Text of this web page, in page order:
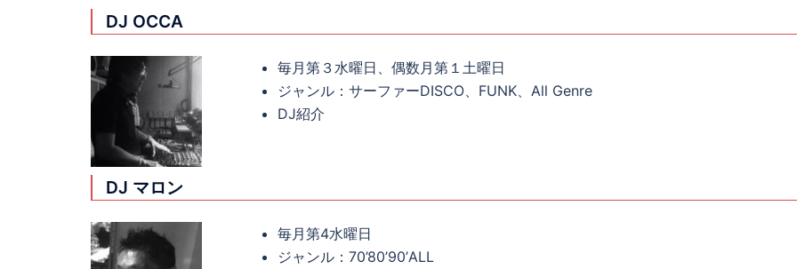
DJ OCCA
毎月第３水曜日、偶数月第１土曜日
ジャンル：サーファーDISCO、FUNK、All Genre
DJ紹介
DJ マロン
毎月第4水曜日
ジャンル：70’80’90’ALL